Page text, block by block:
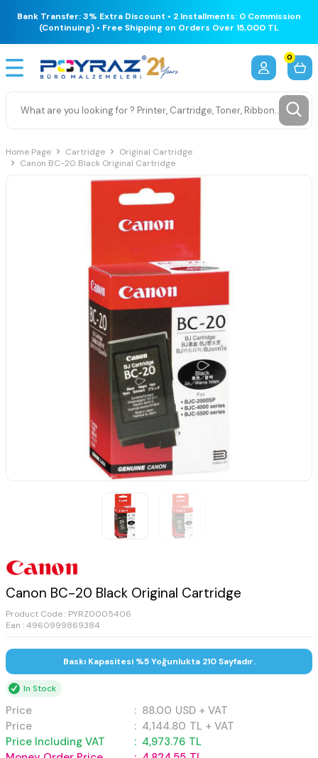
Bank Transfer: 3% Extra Discount • 2 Installments: 0 Commission
(Continuing) • Free Shipping on Orders Over 15,000 TL
0
Home Page Cartridge
Original Cartridge
Canon BC-20 Black Original Cartridge
Canon BC-20 Black Original Cartridge
Product Code : PYRZ0005406
Ean : 4960999869384
Baskı Kapasitesi %5 Yoğunlukta 210 Sayfadır.
In Stock
Price : 88.00 USD + VAT
Price
: 4,144.80 TL + VAT
Price Including VAT
: 4,973.76 TL